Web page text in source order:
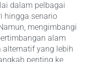
dalam pelbagai
hingga senario
mengimbangi
alam
alternatif yang lebih
penting ke